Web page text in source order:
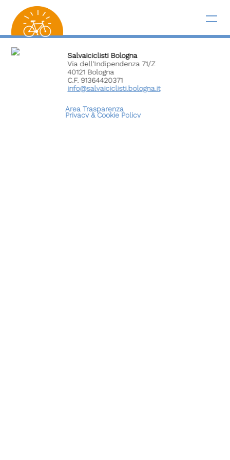
Salvaiciclisti Bologna
Via dell'Indipendenza 71/Z
40121 Bologna
C.F. 91364420371
info@salvaiciclisti.bologna.it
Area Trasparenza
Privacy & Cookie Policy